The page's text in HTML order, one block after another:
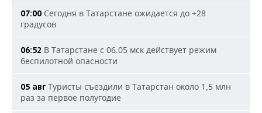
07:00 Сегодня в Татарстане ожидается до +28
градусов
06:52 В Татарстане с 06.05 мск действует режим
беспилотной опасности
05 авг Туристы съездили в Татарстан около 1,5 млн
раз за первое полугодие